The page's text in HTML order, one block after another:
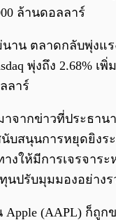
ล้านดอลลาร์
าน ตลาดกลับพุ่งแร
พุ่งถึง 2.68% เ
ลาร์
าจากข่าวที่ประธา
สนุนการหยุดยิงระ
งให้มีการเจรจาระ
นปรับมุมมองอย่างร
(AAPL) ก็ถูก